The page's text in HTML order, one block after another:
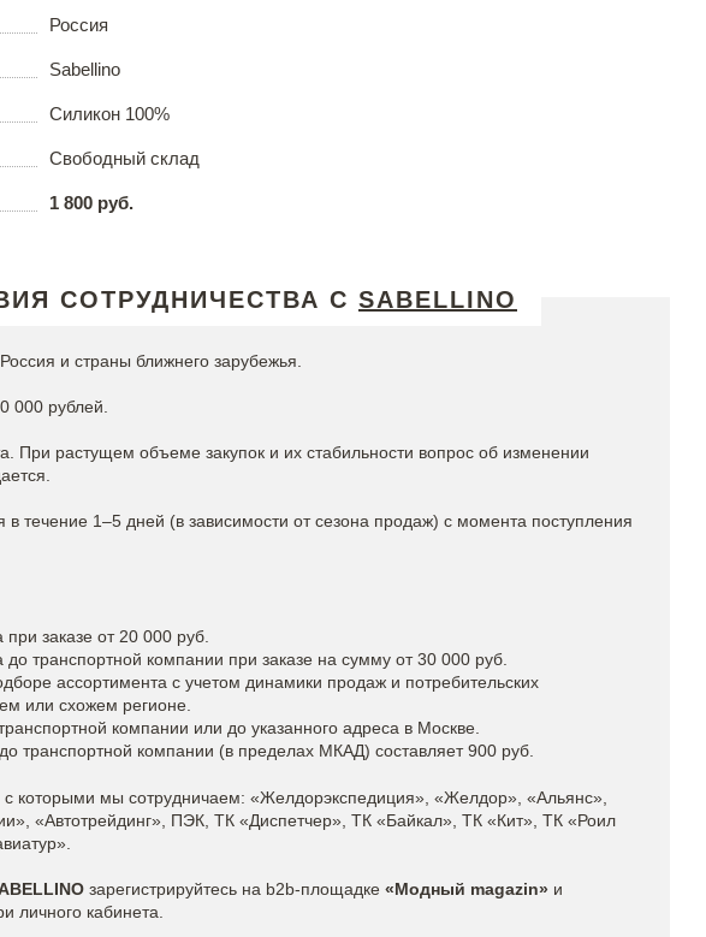
Россия
Sabellino
Силикон 100%
Свободный склад
1 800 руб.
СОТРУДНИЧЕСТВА С SABELLINO
и страны ближнего зарубежья.
000 рублей.
При растущем объеме закупок и их стабильности вопрос об изменении
в течение 1–5 дней (в зависимости от сезона продаж) с момента поступления
при заказе от 20 000 руб.
до транспортной компании при заказе на сумму от 30 000 руб.
ассортимента с учетом динамики продаж и потребительских
или схожем регионе.
компании или до указанного адреса в Москве.
транспортной компании (в пределах МКАД) составляет 900 руб.
которыми мы сотрудничаем: «Желдорэкспедиция», «Желдор», «Альянс»,
«Автотрейдинг», ПЭК, ТК «Диспетчер», ТК «Байкал», ТК «Кит», ТК «Роил
зарегистрируйтесь на b2b-площадке «Модный magazin» и
личного кабинета.